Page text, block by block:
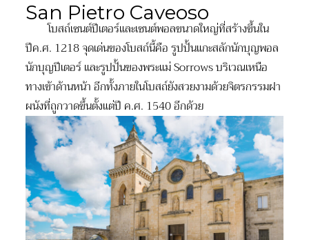
San Pietro Caveoso
โบสถ์เซนต์ปีเตอร์และเซนต์พอลขนาดใหญ่ที่สร้างขึ้นใน
ปีค.ศ. 1218 จุดเด่นของโบสถ์นี้คือ รูปปั้นแกะสลักนักบุญพอล
นักบุญปีเตอร์ และรูปปั้นของพระแม่ Sorrows บริเวณเหนือ
ทางเข้าด้านหน้า อีกทั้งภายในโบสถ์ยังสวยงามด้วยจิตรกรรมฝา
ผนังที่ถูกวาดขึ้นตั้งแต่ปี ค.ศ. 1540 อีกด้วย